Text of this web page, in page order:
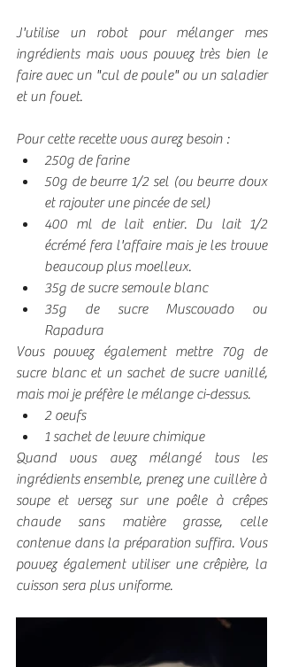
J'utilise un robot pour mélanger mes
ingrédients mais vous pouvez très bien le
faire avec un "cul de poule" ou un saladier
et un fouet.
Pour cette recette vous aurez besoin :
250g de farine
50g de beurre 1/2 sel (ou beurre doux
et rajouter une pincée de sel)
400 ml de lait entier. Du lait 1/2
écrémé fera l'affaire mais je les trouve
beaucoup plus moelleux.
35g de sucre semoule blanc
35g de sucre Muscovado ou
Rapadura
Vous pouvez également mettre 70g de
sucre blanc et un sachet de sucre vanillé,
mais moi je préfère le mélange ci-dessus.
2 oeufs
1 sachet de levure chimique
Quand vous avez mélangé tous les
ingrédients ensemble, prenez une cuillère à
soupe et versez sur une poêle à crêpes
chaude sans matière grasse, celle
contenue dans la préparation suffira. Vous
pouvez également utiliser une crêpière, la
cuisson sera plus uniforme.